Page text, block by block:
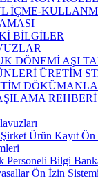
İÇME-
BİLGİLER
DÖNEMİ AŞI
ÜRETİM
REHBERİ
Şirket Ürün Kayıt
Personeli Bilgi
Ön İzin Sistemi